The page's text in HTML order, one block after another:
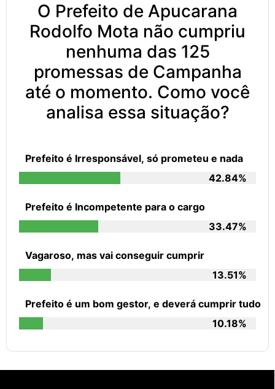
O Prefeito de Apucarana
Rodolfo Mota não cumpriu
nenhuma das 125
promessas de Campanha
até o momento. Como você
analisa essa situação?
Prefeito é Irresponsável, só prometeu e nada
42.84%
Prefeito é Incompetente para o cargo
33.47%
Vagaroso, mas vai conseguir cumprir
13.51%
Prefeito é um bom gestor, e deverá cumprir tudo
10.18%